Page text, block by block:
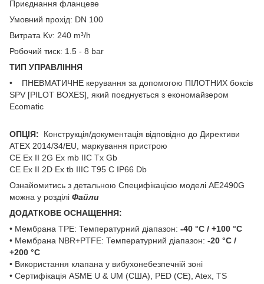
Приєднання фланцеве
Умовний прохід: DN 100
Витрата Kv: 240 m³/h
Робочий тиск: 1.5 - 8 bar
ТИП УПРАВЛІННЯ
• ПНЕВМАТИЧНЕ керування за допомогою ПІЛОТНИХ боксів
SPV [PILOT BOXES], який поєднується з економайзером
Ecomatic
ОПЦІЯ:
Конструкція/документація відповідно до Директиви
ATEX 2014/34/EU, маркування пристрою
CE Ex II 2G Ex mb IIC Tx Gb
CE Ex II 2D Ex tb IIIC T95 C IP66 Db
Ознайомитись з детальною Специфікацією моделі АЕ2490G
можна у розділі Файли
ДОДАТКОВЕ ОСНАЩЕННЯ:
• Мембрана TPE: Температурний діапазон: -40 °C / +100 °C
• Мембрана NBR+PTFE: Температурний діапазон: -20 °C /
+200 °C
• Використання клапана у вибухонебезпечній зоні
• Сертифікація ASME U & UM (США), PED (CE), Atex, TS